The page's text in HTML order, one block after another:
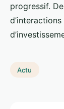
progressif.
Actu